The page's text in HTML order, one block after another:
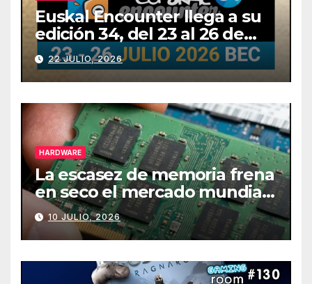
Euskal Encounter llega a su
edición 34, del 23 al 26 de
julio
22 JULIO, 2026
HARDWARE
La escasez de memoria frena
en seco el mercado mundial
de PCs
10 JULIO, 2026